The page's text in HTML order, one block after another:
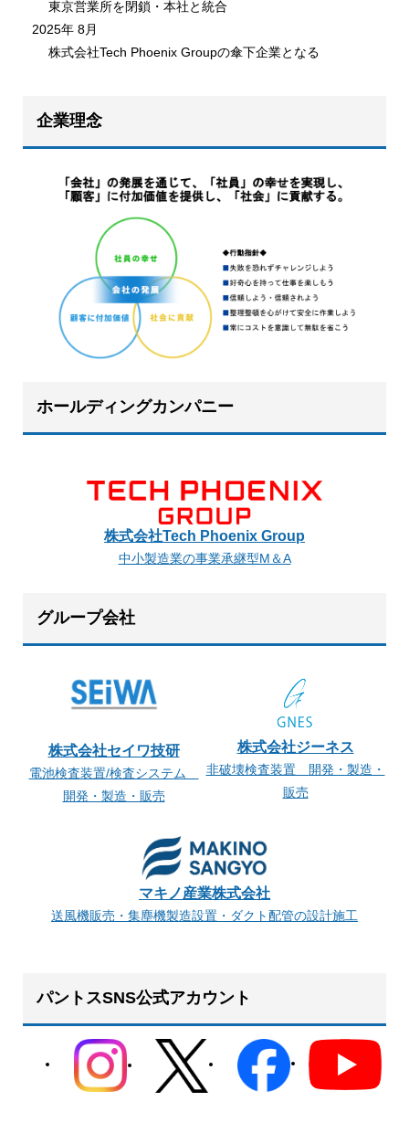
東京営業所を閉鎖・本社と統合
2025年 8月
株式会社Tech Phoenix Groupの傘下企業となる
企業理念
ホールディングカンパニー
株式会社Tech Phoenix Group
中小製造業の事業承継型M＆A
グループ会社
株式会社セイワ技研
電池検査装置/検査システム
開発・製造・販売
株式会社ジーネス
非破壊検査装置 開発・製造・
販売
マキノ産業株式会社
送風機販売・集塵機製造設置・ダクト配管の設計施工
パントスSNS公式アカウント